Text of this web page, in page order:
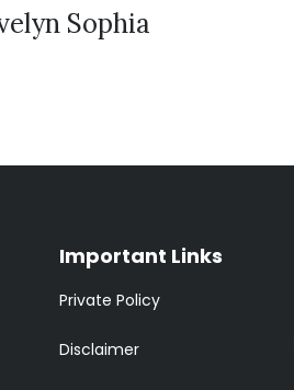
Sophia
Important Links
Private Policy
Disclaimer